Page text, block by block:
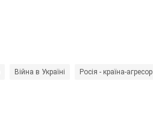
Війна в Україні Росія - країна-агресор